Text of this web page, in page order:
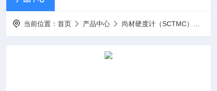
当前位置：首页 产品中心 尚材硬度计（SCTMC）